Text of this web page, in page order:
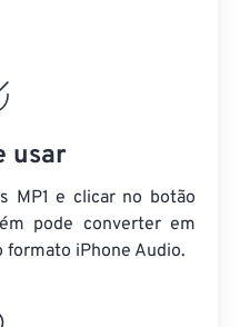
usar
MP1 e clicar no botão
pode converter em
formato iPhone Audio.